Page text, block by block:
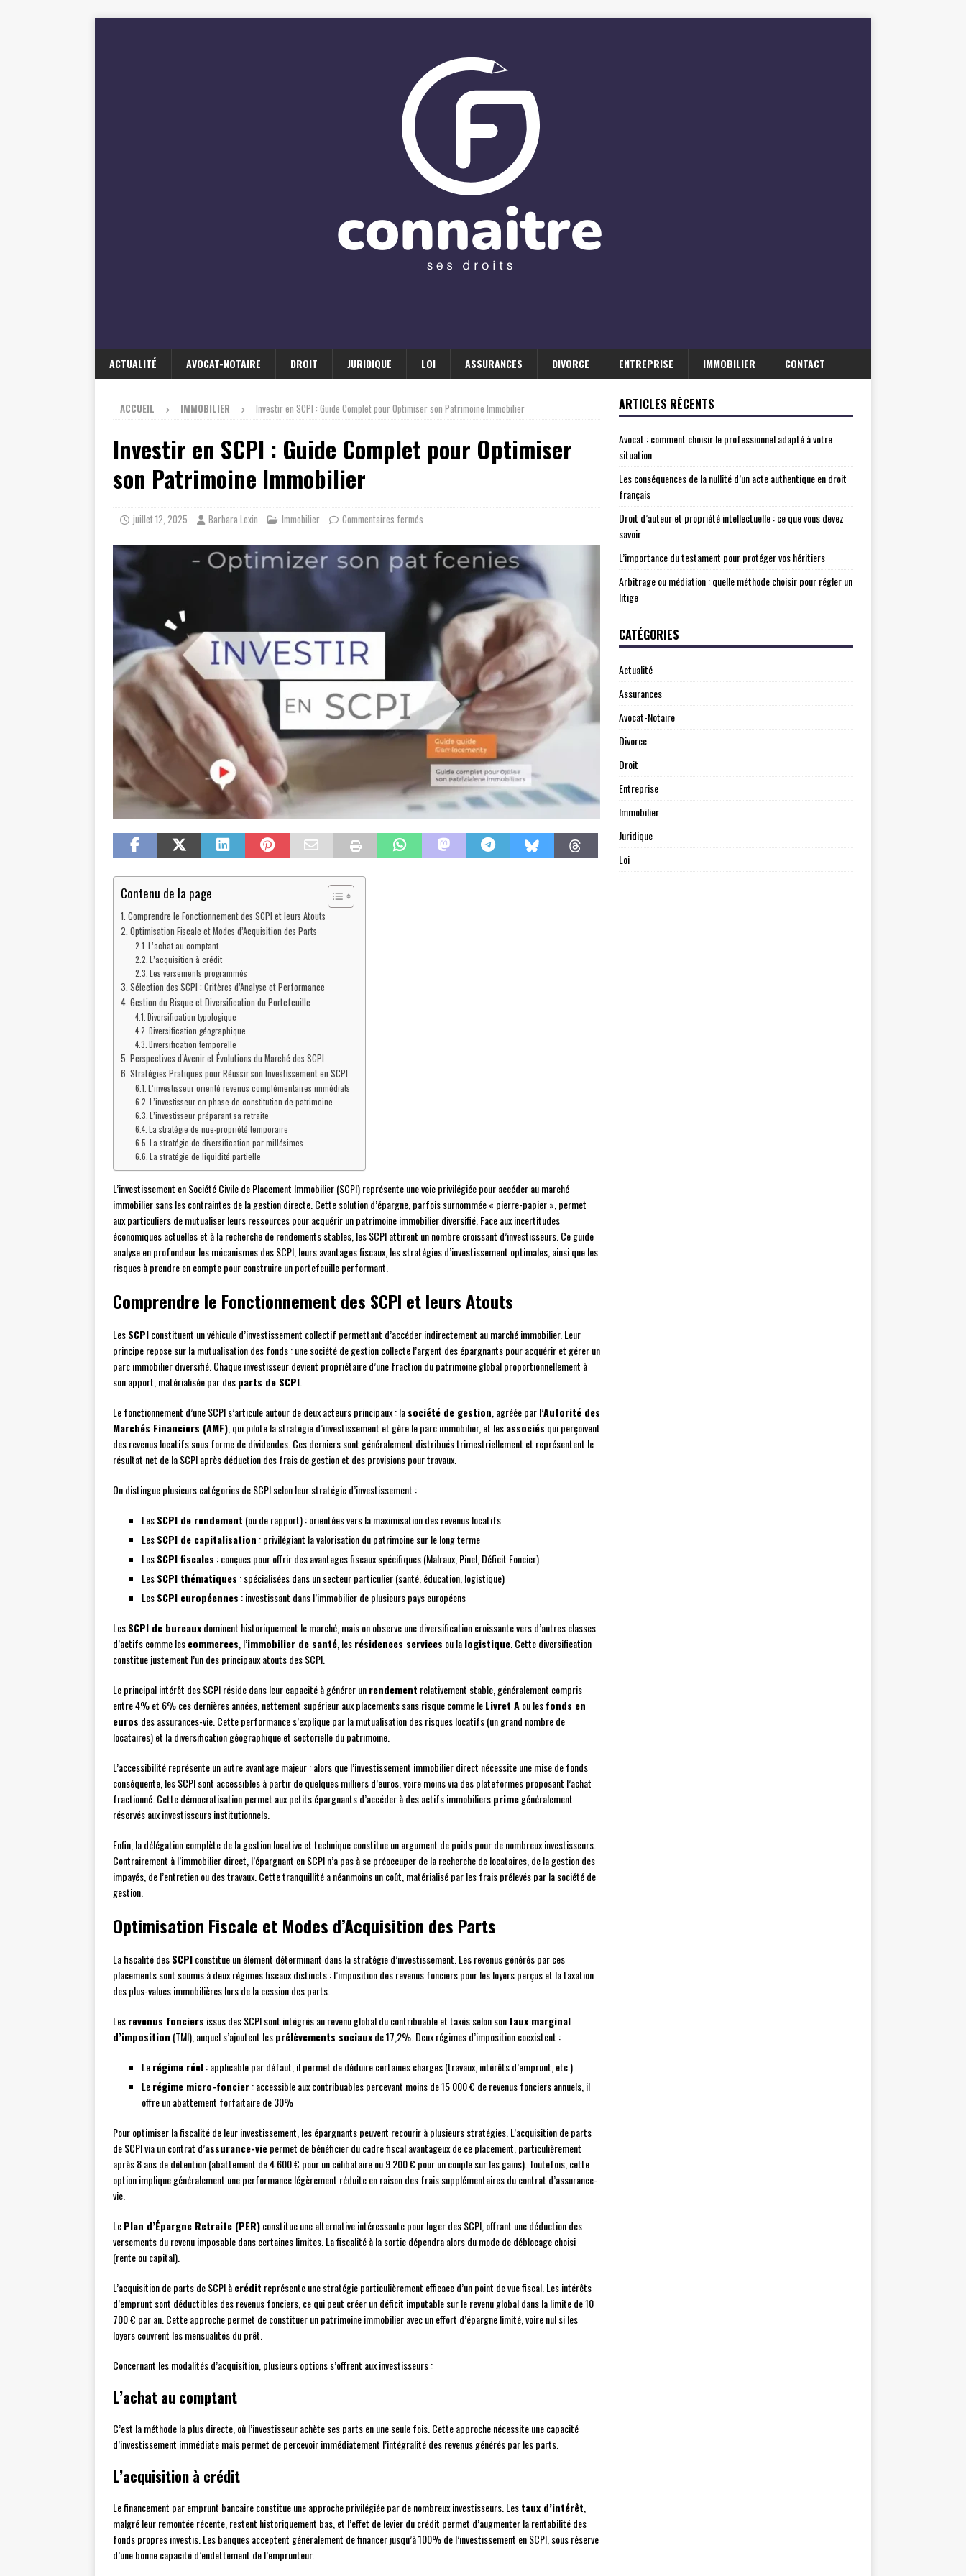
ACTUALITÉ AVOCAT-NOTAIRE DROIT JURIDIQUE LOI ASSURANCES DIVORCE ENTREPRISE IMMOBILIER CONTACT
ACCUEIL IMMOBILIER Investir en SCPI : Guide Complet pour Optimiser son Patrimoine Immobilier
Investir en SCPI : Guide Complet pour Optimiser
son Patrimoine Immobilier
juillet 12, 2025 Barbara Lexin Immobilier Commentaires fermés
Contenu de la page
Comprendre le Fonctionnement des SCPI et leurs Atouts
Optimisation Fiscale et Modes d’Acquisition des Parts
L’achat au comptant
L’acquisition à crédit
Les versements programmés
Sélection des SCPI : Critères d’Analyse et Performance
Gestion du Risque et Diversification du Portefeuille
Diversification typologique
Diversification géographique
Diversification temporelle
Perspectives d’Avenir et Évolutions du Marché des SCPI
Stratégies Pratiques pour Réussir son Investissement en SCPI
L’investisseur orienté revenus complémentaires immédiats
L’investisseur en phase de constitution de patrimoine
L’investisseur préparant sa retraite
La stratégie de nue-propriété temporaire
La stratégie de diversification par millésimes
La stratégie de liquidité partielle
L’investissement en Société Civile de Placement Immobilier (SCPI) représente une voie privilégiée pour accéder au marché
immobilier sans les contraintes de la gestion directe. Cette solution d’épargne, parfois surnommée « pierre-papier », permet
aux particuliers de mutualiser leurs ressources pour acquérir un patrimoine immobilier diversifié. Face aux incertitudes
économiques actuelles et à la recherche de rendements stables, les SCPI attirent un nombre croissant d’investisseurs. Ce guide
analyse en profondeur les mécanismes des SCPI, leurs avantages fiscaux, les stratégies d’investissement optimales, ainsi que les
risques à prendre en compte pour construire un portefeuille performant.
Comprendre le Fonctionnement des SCPI et leurs Atouts
LesSCPIconstituent un véhicule d’investissement collectif permettant d’accéder indirectement au marché immobilier. Leur
principe repose sur la mutualisation des fonds : une société de gestion collecte l’argent des épargnants pour acquérir et gérer un
parc immobilier diversifié. Chaque investisseur devient propriétaire d’une fraction du patrimoine global proportionnellement à
son apport, matérialisée par desparts de SCPI
Le fonctionnement d’une SCPI s’articule autour de deux acteurs principaux : lasociété de gestion , agréée par l’Autorité des
Marchés Financiers (AMF) , qui pilote la stratégie d’investissement et gère le parc immobilier, et lesassociés qui perçoivent
des revenus locatifs sous forme de dividendes. Ces derniers sont généralement distribués trimestriellement et représentent le
résultat net de la SCPI après déduction des frais de gestion et des provisions pour travaux.
On distingue plusieurs catégories de SCPI selon leur stratégie d’investissement :
LesSCPI de rendement (ou de rapport) : orientées vers la maximisation des revenus locatifs
LesSCPI de capitalisation : privilégiant la valorisation du patrimoine sur le long terme
LesSCPI fiscales : conçues pour offrir des avantages fiscaux spécifiques (Malraux, Pinel, Déficit Foncier)
LesSCPI thématiques : spécialisées dans un secteur particulier (santé, éducation, logistique)
LesSCPI européennes : investissant dans l’immobilier de plusieurs pays européens
LesSCPI de bureauxdominent historiquement le marché, mais on observe une diversification croissante vers d’autres classes
d’actifs comme lescommerces , l’immobilier de santé , lesrésidences services ou lalogistique . Cette diversification
constitue justement l’un des principaux atouts des SCPI.
Le principal intérêt des SCPI réside dans leur capacité à générer unrendement relativement stable, généralement compris
entre 4% et 6% ces dernières années, nettement supérieur aux placements sans risque comme leLivret Aou lesfonds en
euros des assurances-vie. Cette performance s’explique par la mutualisation des risques locatifs (un grand nombre de
locataires) et la diversification géographique et sectorielle du patrimoine.
L’accessibilité représente un autre avantage majeur : alors que l’investissement immobilier direct nécessite une mise de fonds
conséquente, les SCPI sont accessibles à partir de quelques milliers d’euros, voire moins via des plateformes proposant l’achat
fractionné. Cette démocratisation permet aux petits épargnants d’accéder à des actifs immobiliersprimegénéralement
réservés aux investisseurs institutionnels.
Enfin, la délégation complète de la gestion locative et technique constitue un argument de poids pour de nombreux investisseurs.
Contrairement à l’immobilier direct, l’épargnant en SCPI n’a pas à se préoccuper de la recherche de locataires, de la gestion des
impayés, de l’entretien ou des travaux. Cette tranquillité a néanmoins un coût, matérialisé par les frais prélevés par la société de
gestion.
Optimisation Fiscale et Modes d’Acquisition des Parts
La fiscalité desSCPIconstitue un élément déterminant dans la stratégie d’investissement. Les revenus générés par ces
placements sont soumis à deux régimes fiscaux distincts : l’imposition des revenus fonciers pour les loyers perçus et la taxation
des plus-values immobilières lors de la cession des parts.
Lesrevenus fonciers issus des SCPI sont intégrés au revenu global du contribuable et taxés selon sontaux marginal
d’imposition (TMI), auquel s’ajoutent lesprélèvements sociauxde 17,2%. Deux régimes d’imposition coexistent :
Lerégime réel: applicable par défaut, il permet de déduire certaines charges (travaux, intérêts d’emprunt, etc.)
Lerégime micro-foncier: accessible aux contribuables percevant moins de 15 000 € de revenus fonciers annuels, il
offre un abattement forfaitaire de 30%
Pour optimiser la fiscalité de leur investissement, les épargnants peuvent recourir à plusieurs stratégies. L’acquisition de parts
de SCPI via un contrat d’assurance-viepermet de bénéficier du cadre fiscal avantageux de ce placement, particulièrement
après 8 ans de détention (abattement de 4 600 € pour un célibataire ou 9 200 € pour un couple sur les gains). Toutefois, cette
option implique généralement une performance légèrement réduite en raison des frais supplémentaires du contrat d’assurance-
vie.
LePlan d’Épargne Retraite (PER)constitue une alternative intéressante pour loger des SCPI, offrant une déduction des
versements du revenu imposable dans certaines limites. La fiscalité à la sortie dépendra alors du mode de déblocage choisi
(rente ou capital).
L’acquisition de parts de SCPI àcrédit représente une stratégie particulièrement efficace d’un point de vue fiscal. Les intérêts
d’emprunt sont déductibles des revenus fonciers, ce qui peut créer un déficit imputable sur le revenu global dans la limite de 10
700 € par an. Cette approche permet de constituer un patrimoine immobilier avec un effort d’épargne limité, voire nul si les
loyers couvrent les mensualités du prêt.
Concernant les modalités d’acquisition, plusieurs options s’offrent aux investisseurs :
L’achat au comptant
C’est la méthode la plus directe, où l’investisseur achète ses parts en une seule fois. Cette approche nécessite une capacité
d’investissement immédiate mais permet de percevoir immédiatement l’intégralité des revenus générés par les parts.
L’acquisition à crédit
Le financement par emprunt bancaire constitue une approche privilégiée par de nombreux investisseurs. Lestaux d’intérêt
malgré leur remontée récente, restent historiquement bas, et l’effet de levier du crédit permet d’augmenter la rentabilité des
fonds propres investis. Les banques acceptent généralement de financer jusqu’à 100% de l’investissement en SCPI, sous réserve
d’une bonne capacité d’endettement de l’emprunteur.
ARTICLES RÉCENTS
Avocat : comment choisir le professionnel adapté à votre
situation
Les conséquences de la nullité d’un acte authentique en droit
français
Droit d’auteur et propriété intellectuelle : ce que vous devez
savoir
L’importance du testament pour protéger vos héritiers
Arbitrage ou médiation : quelle méthode choisir pour régler un
litige
CATÉGORIES
Actualité
Assurances
Avocat-Notaire
Divorce
Droit
Entreprise
Immobilier
Juridique
Loi